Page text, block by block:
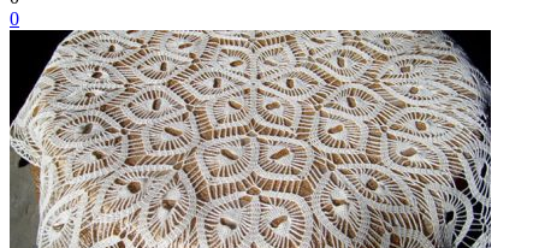
0